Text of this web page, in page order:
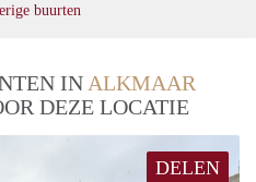
buurten
IN ALKMAAR
DEZE LOCATIE
DELEN